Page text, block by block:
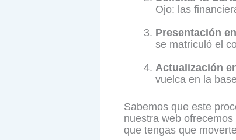
Ojo: las
Presentación
se matriculó el
Actualización
vuelca en la
Sabemos que este
nuestra web
que tengas que